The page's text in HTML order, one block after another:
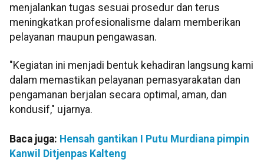
menjalankan tugas sesuai prosedur dan terus
meningkatkan profesionalisme dalam memberikan
pelayanan maupun pengawasan.
"Kegiatan ini menjadi bentuk kehadiran langsung kami
dalam memastikan pelayanan pemasyarakatan dan
pengamanan berjalan secara optimal, aman, dan
kondusif," ujarnya.
Baca juga: Hensah gantikan I Putu Murdiana pimpin
Kanwil Ditjenpas Kalteng